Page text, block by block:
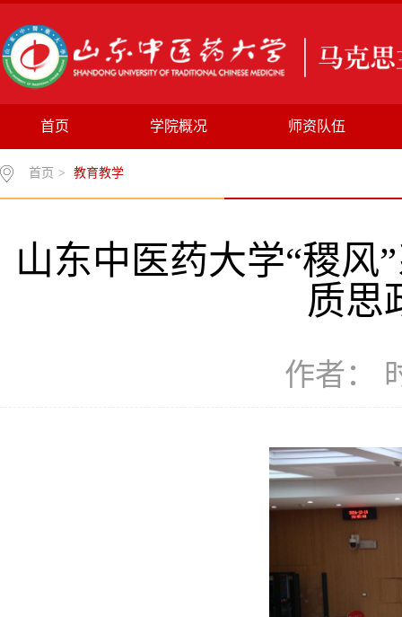
首页 学院概况 师资队伍
首页 > 教育教学
山东中医药大学“稷风
质思
作者：